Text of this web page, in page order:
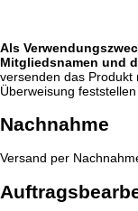
Als
Mitgliedsnamen und
versenden das
Überweisung feststellen
Nachnahme
Versand per